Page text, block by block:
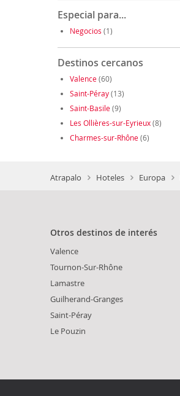
Especial para...
Negocios (1)
Destinos cercanos
Valence(60)
Saint-Péray(13)
Saint-Basile(9)
Les Ollières-sur-Eyrieux(8)
Charmes-sur-Rhône(6)
Atrapalo Hoteles Europa
Otros destinos de interés
Valence
Tournon-Sur-Rhône
Lamastre
Guilherand-Granges
Saint-Péray
Le Pouzin